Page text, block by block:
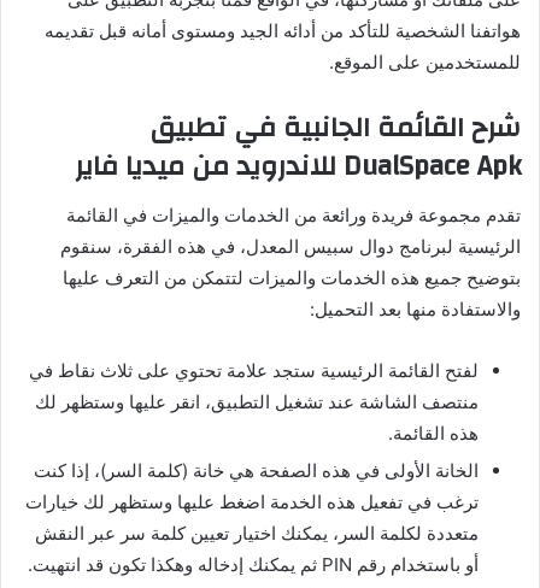
هواتفنا الشخصية للتأكد من أدائه الجيد ومستوى أمانه قبل تقديمه
للمستخدمين على الموقع.
شرح القائمة الجانبية في تطبيق
DualSpace Apk للاندرويد من ميديا فاير
تقدم مجموعة فريدة ورائعة من الخدمات والميزات في القائمة
الرئيسية لبرنامج دوال سبيس المعدل، في هذه الفقرة، سنقوم
بتوضيح جميع هذه الخدمات والميزات لتتمكن من التعرف عليها
والاستفادة منها بعد التحميل:
لفتح القائمة الرئيسية ستجد علامة تحتوي على ثلاث نقاط في
منتصف الشاشة عند تشغيل التطبيق، انقر عليها وستظهر لك
هذه القائمة.
الخانة الأولى في هذه الصفحة هي خانة (كلمة السر)، إذا كنت
ترغب في تفعيل هذه الخدمة اضغط عليها وستظهر لك خيارات
متعددة لكلمة السر، يمكنك اختيار تعيين كلمة سر عبر النقش
أو باستخدام رقم PIN ثم يمكنك إدخاله وهكذا تكون قد انتهيت.